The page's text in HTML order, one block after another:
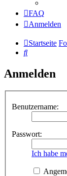
FAQ
Anmelden
Startseite
Suche
Anmelden
Benutzername:
Passwort:
Ich habe